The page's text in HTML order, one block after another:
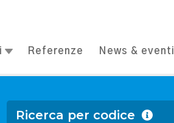
Referenze News & eventi
Ricerca per codice